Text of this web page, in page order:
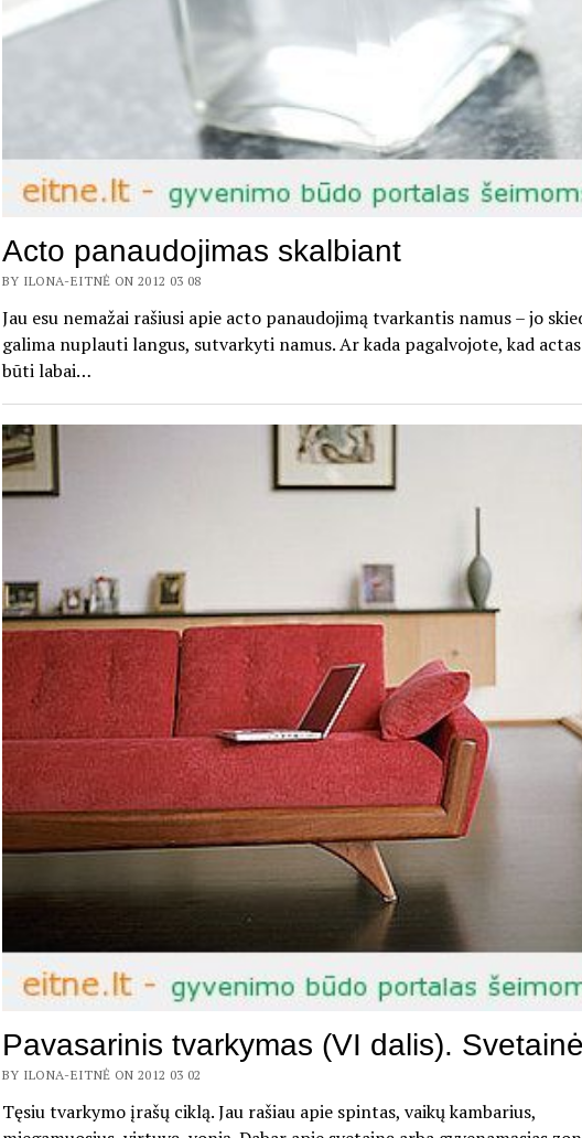
Acto panaudojimas skalbiant
BY ILONA-EITNĖ ON 2012 03 08
Jau esu nemažai rašiusi apie acto panaudojimą tvarkantis namus – jo
galima nuplauti langus, sutvarkyti namus. Ar kada pagalvojote, kad
būti labai…
Pavasarinis tvarkymas (VI dalis). Svetainė
BY ILONA-EITNĖ ON 2012 03 02
Tęsiu tvarkymo įrašų ciklą. Jau rašiau apie spintas, vaikų kambarius,